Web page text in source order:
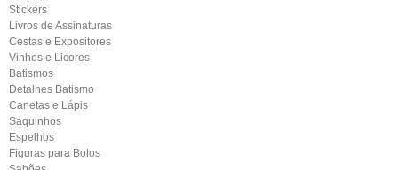
Stickers
Livros de Assinaturas
Cestas e Expositores
Vinhos e Licores
Batismos
Detalhes Batismo
Canetas e Lápis
Saquinhos
Espelhos
Figuras para Bolos